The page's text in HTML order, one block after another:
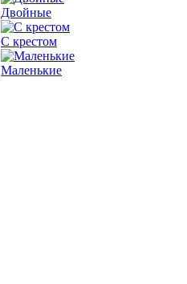
Двойные
С крестом
Маленькие